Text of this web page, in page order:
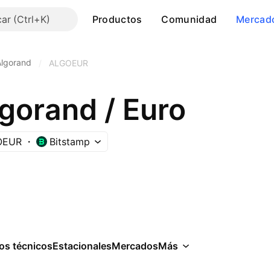
Productos Comunidad
ALGOEUR
/ Euro
Bitstamp
técnicosEstacionalesMercadosMás